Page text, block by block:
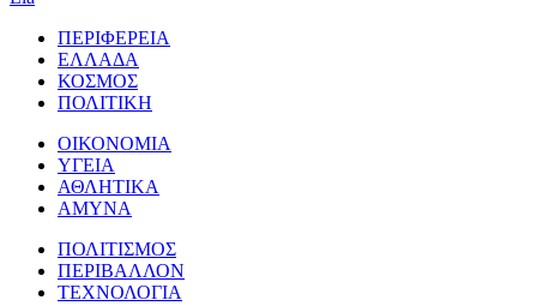
ΠΕΡΙΦΕΡΕΙΑ
ΕΛΛΑΔΑ
ΚΟΣΜΟΣ
ΠΟΛΙΤΙΚΗ
ΟΙΚΟΝΟΜΙΑ
ΥΓΕΙΑ
ΑΘΛΗΤΙΚΑ
ΑΜΥΝΑ
ΠΟΛΙΤΙΣΜΟΣ
ΠΕΡΙΒΑΛΛΟΝ
ΤΕΧΝΟΛΟΓΙΑ